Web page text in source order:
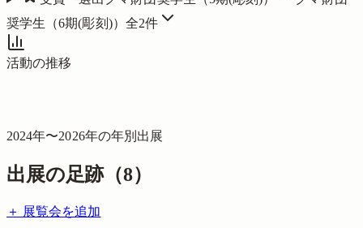
奨学生（6期(彫刻)） 全2件
活動の推移
2024年〜2026年の年別出展
出展の足跡（8）
＋ 展覧会を追加